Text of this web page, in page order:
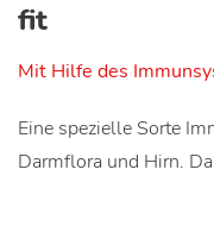
fit
Mit Hilfe des
Eine spezielle Sorte
Darmflora und Hirn.